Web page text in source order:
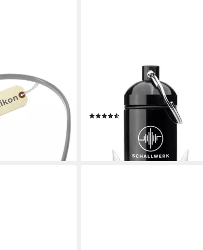
Bügelgehörschutz
Silikon
Bügel
bei dir
Gehörschutzstöpsel SCHALLWERK
® Strong+ Gehörschutz Ohrstöpsel
mit extra starkem Schutz
24,99 €
lieferbar - in 2-3 Werktagen bei dir